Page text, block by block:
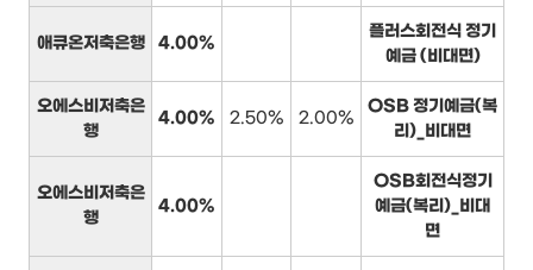
애큐온저축은행 4.00%
플러스회전식 정기
예금 (비대면)
오에스비저축은
행
4.00% 2.50% 2.00%
OSB 정기예금(복
리)_비대면
오에스비저축은
행
4.00%
OSB회전식정기
예금(복리)_비대
면